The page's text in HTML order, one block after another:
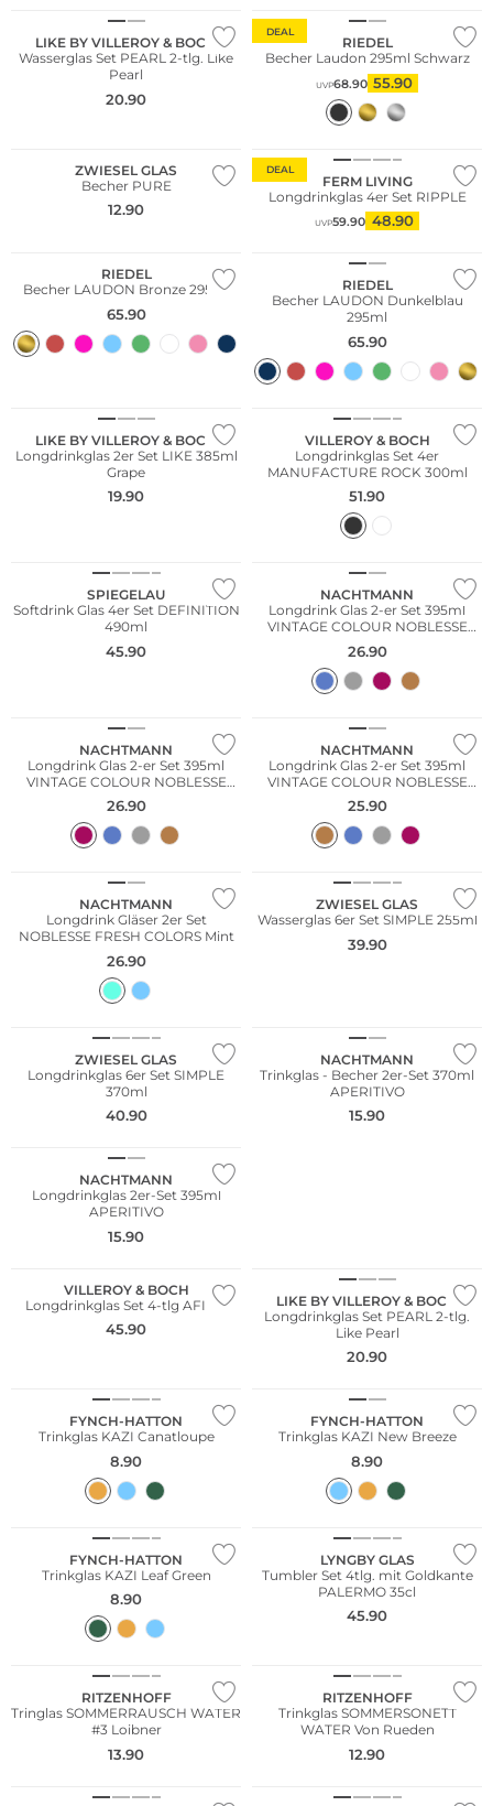
LIKE BY VILLEROY & BOCH
Wasserglas Set PEARL 2-tlg. Like
Pearl
20.90
DEAL
RIEDEL
Becher Laudon 295ml Schwarz
UVP68.90 55.90
ZWIESEL GLAS
Becher PURE
12.90
DEAL
FERM LIVING
Longdrinkglas 4er Set RIPPLE
UVP59.90 48.90
RIEDEL
Becher LAUDON Bronze 295ml
65.90
RIEDEL
Becher LAUDON Dunkelblau
295ml
65.90
LIKE BY VILLEROY & BOCH
Longdrinkglas 2er Set LIKE 385ml
Grape
19.90
VILLEROY & BOCH
Longdrinkglas Set 4er
MANUFACTURE ROCK 300ml
51.90
SPIEGELAU
Softdrink Glas 4er Set DEFINITION
490ml
45.90
NACHTMANN
Longdrink Glas 2-er Set 395ml
VINTAGE COLOUR NOBLESSE
Blue
26.90
NACHTMANN
Longdrink Glas 2-er Set 395ml
VINTAGE COLOUR NOBLESSE
Berry
26.90
NACHTMANN
Longdrink Glas 2-er Set 395ml
VINTAGE COLOUR NOBLESSE
Tabacco
25.90
NACHTMANN
Longdrink Gläser 2er Set
NOBLESSE FRESH COLORS Mint
26.90
ZWIESEL GLAS
Wasserglas 6er Set SIMPLE 255ml
39.90
ZWIESEL GLAS
Longdrinkglas 6er Set SIMPLE
370ml
40.90
NACHTMANN
Trinkglas - Becher 2er-Set 370ml
APERITIVO
15.90
NACHTMANN
Longdrinkglas 2er-Set 395ml
APERITIVO
15.90
VILLEROY & BOCH
Longdrinkglas Set 4-tlg AFINA
45.90
LIKE BY VILLEROY & BOCH
Longdrinkglas Set PEARL 2-tlg.
Like Pearl
20.90
FYNCH-HATTON
Trinkglas KAZI Canatloupe
8.90
FYNCH-HATTON
Trinkglas KAZI New Breeze
8.90
FYNCH-HATTON
Trinkglas KAZI Leaf Green
8.90
LYNGBY GLAS
Tumbler Set 4tlg. mit Goldkante
PALERMO 35cl
45.90
RITZENHOFF
Tringlas SOMMERRAUSCH WATER
#3 Loibner
13.90
RITZENHOFF
Trinkglas SOMMERSONETT
WATER Von Rueden
12.90